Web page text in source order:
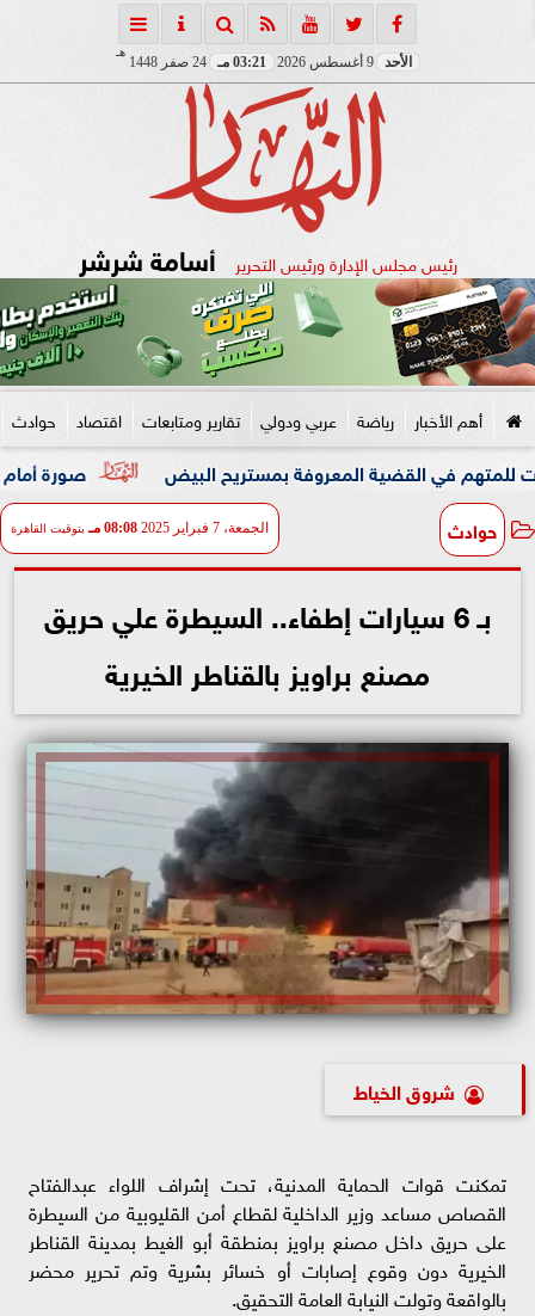
الأحد 03:21 مـ 24 صفر 1448
هـ
رئيس مجلس الإدارة ورئيس التحرير أسامة شرشر
أهم الأخبار رياضة عربي ودولي تقارير ومتابعات اقتصاد حوادث
صورة أمام الأهرامات
حوادث الجمعة، 7 فبراير 2025 08:08 مـ بتوقيت القاهرة
بـ 6 سيارات إطفاء.. السيطرة علي حريق
مصنع براويز بالقناطر الخيرية
شروق الخياط
تمكنت قوات الحماية المدنية، تحت إشراف اللواء عبدالفتاح
القصاص مساعد وزير الداخلية لقطاع أمن القليوبية من السيطرة
على حريق داخل مصنع براويز بمنطقة أبو الغيط بمدينة القناطر
الخيرية دون وقوع إصابات أو خسائر بشرية وتم تحرير محضر
بالواقعة وتولت النيابة العامة التحقيق.